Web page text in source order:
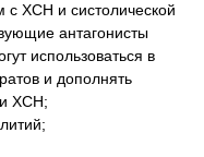
с ХСН и систолической
антагонисты
использоваться в
и дополнять
ХСН;